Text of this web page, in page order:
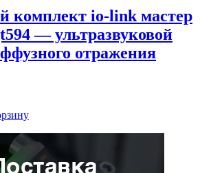
комплект io-link мастер
— ультразвуковой
отражения